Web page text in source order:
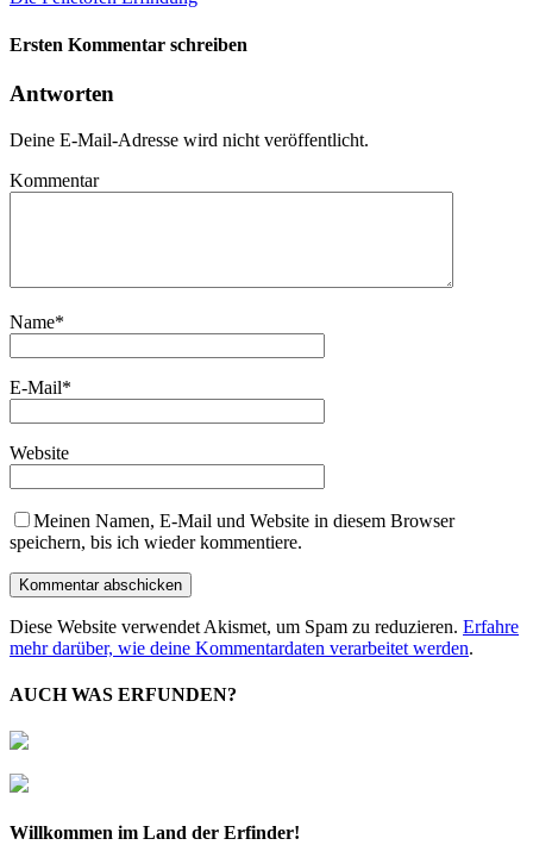
Ersten Kommentar schreiben
Antworten
Deine E-Mail-Adresse wird nicht veröffentlicht.
Kommentar
Name*
E-Mail*
Website
Meinen Namen, E-Mail und Website in diesem Browser
speichern, bis ich wieder kommentiere.
Diese Website verwendet Akismet, um Spam zu reduzieren. Erfahre
mehr darüber, wie deine Kommentardaten verarbeitet werden.
AUCH WAS ERFUNDEN?
Willkommen im Land der Erfinder!